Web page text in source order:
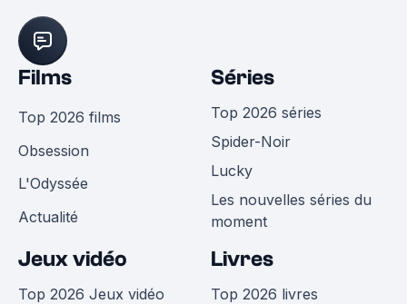
Films
Top 2026 films
Obsession
L'Odyssée
Actualité
Séries
Top 2026 séries
Spider-Noir
Lucky
Les nouvelles séries du
moment
Jeux vidéo
Top 2026 Jeux vidéo
Livres
Top 2026 livres